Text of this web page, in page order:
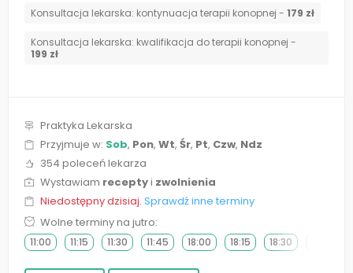
Konsultacja lekarska: kontynuacja terapii konopnej - 179 zł
Konsultacja lekarska: kwalifikacja do terapii konopnej -
199 zł
Praktyka Lekarska
Przyjmuje w: Sob, Pon, Wt, Śr, Pt, Czw, Ndz
354 poleceń lekarza
Wystawiam receptyi zwolnienia
Niedostępny dzisiaj. Sprawdź inne terminy
Wolne terminy na jutro:
11:00 11:15 11:30 11:45 18:00 18:15 18:30